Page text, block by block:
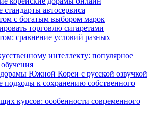
автосервиса
с богатым выбором марок
торговлю сигаретами
сравнение условий разных
интеллекту: популярное
Южной Кореи с русской озвучкой
подходы к сохранению собственного
курсов: особенности современного